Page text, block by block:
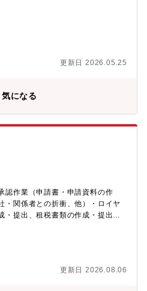
るやりがい・経験を活かしなが
未踏領域の品質保証に挑戦できる
ジション └ 品質分析チーム └
ベテランから若手までバランスの
、現場主導での体制づくりにも積
募集背景：増員募集（語学力強
更新日 2026.05.25
気になる
認作業（申請書・申請資料の作
・関係者との折衝、他）・ロイヤ
・提出、租税書類の作成・提出、
の打診、他）・証紙の手配業務サ
品チェック、依頼元へのお渡し、
他付随業務（専用システムの使
グ、スキャン業務、等）更新日 2026.08.06